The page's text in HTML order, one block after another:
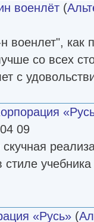
военлёт (
военлет", как
со всех
с
09
«Русь» (